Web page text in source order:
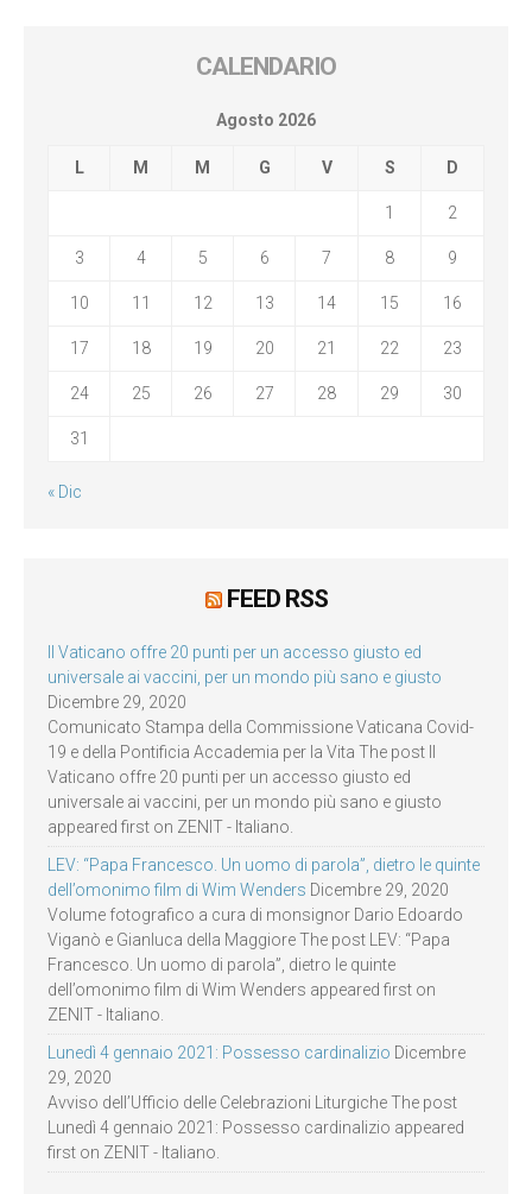
CALENDARIO
Agosto 2026
L M M G V S D
1 2
3 4 5 6 7 8 9
10 11 12 13 14 15 16
17 18 19 20 21 22 23
24 25 26 27 28 29 30
31
« Dic
FEED RSS
Il Vaticano offre 20 punti per un accesso giusto ed
universale ai vaccini, per un mondo più sano e giusto
Dicembre 29, 2020
Comunicato Stampa della Commissione Vaticana Covid-
19 e della Pontificia Accademia per la Vita The post Il
Vaticano offre 20 punti per un accesso giusto ed
universale ai vaccini, per un mondo più sano e giusto
appeared first on ZENIT - Italiano.
LEV: “Papa Francesco. Un uomo di parola”, dietro le quinte
dell’omonimo film di Wim Wenders Dicembre 29, 2020
Volume fotografico a cura di monsignor Dario Edoardo
Viganò e Gianluca della Maggiore The post LEV: “Papa
Francesco. Un uomo di parola”, dietro le quinte
dell’omonimo film di Wim Wenders appeared first on
ZENIT - Italiano.
Lunedì 4 gennaio 2021: Possesso cardinalizio Dicembre
29, 2020
Avviso dell’Ufficio delle Celebrazioni Liturgiche The post
Lunedì 4 gennaio 2021: Possesso cardinalizio appeared
first on ZENIT - Italiano.